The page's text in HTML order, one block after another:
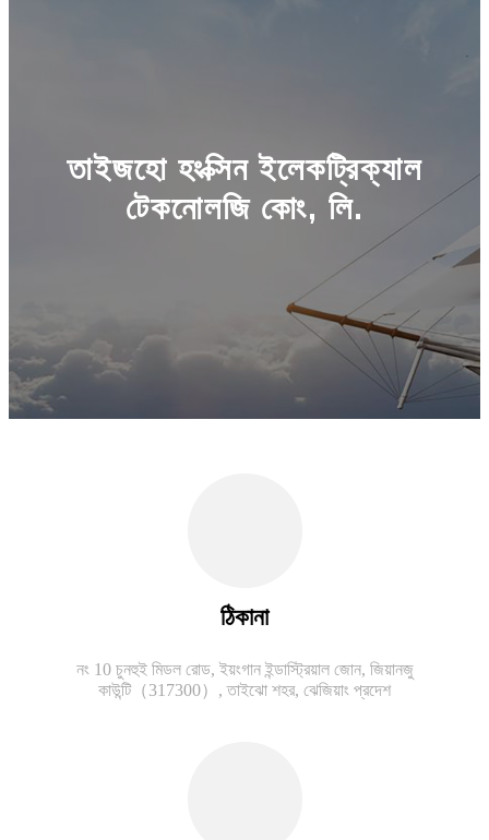
তাইজহো হংক্সিন ইলেকট্রিক্যাল
টেকনোলজি কোং, লি.
ঠিকানা
নং 10 চুনহুই মিডল রোড, ইয়ংগান ইন্ডাস্ট্রিয়াল জোন, জিয়ানজু
কাউন্টি（317300）, তাইঝো শহর, ঝেজিয়াং প্রদেশ